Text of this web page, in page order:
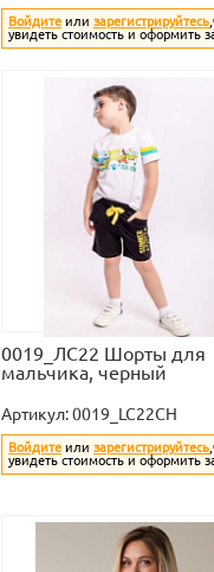
Войдите или зарегистрируйтесь
увидеть стоимость и оформить
0019_ЛС22 Шорты для
мальчика, черный
Артикул:0019_LC22CH
Войдите или зарегистрируйтесь
увидеть стоимость и оформить